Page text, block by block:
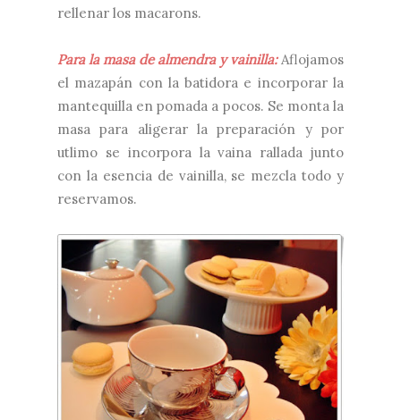
rellenar los macarons.
Para la masa de almendra y vainilla:Aflojamos
el mazapán con la batidora e incorporar la
mantequilla en pomada a pocos. Se monta la
masa para aligerar la preparación y por
utlimo se incorpora la vaina rallada junto
con la esencia de vainilla, se mezcla todo y
reservamos.